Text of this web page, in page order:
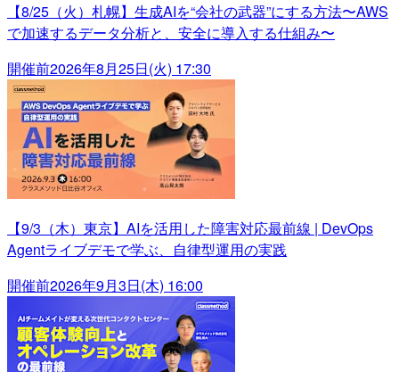
【8/25（火）札幌】生成AIを“会社の武器”にする方法〜AWS
で加速するデータ分析と、安全に導入する仕組み〜
開催前2026年8月25日(火) 17:30
【9/3（木）東京】AIを活用した障害対応最前線 | DevOps
Agentライブデモで学ぶ、自律型運用の実践
開催前2026年9月3日(木) 16:00